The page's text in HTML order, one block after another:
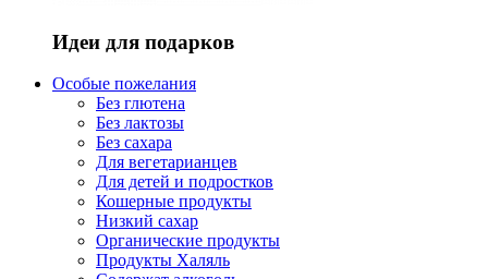
Идеи для подарков
Особые пожелания
Без глютена
Без лактозы
Без сахара
Для вегетарианцев
Для детей и подростков
Кошерные продукты
Низкий сахар
Органические продукты
Продукты Халяль